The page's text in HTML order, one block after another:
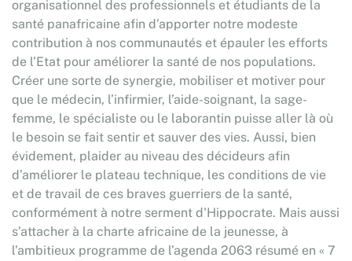
organisationnel des professionnels et étudiants de la
santé panafricaine afin d’apporter notre modeste
contribution à nos communautés et épauler les efforts
de l’Etat pour améliorer la santé de nos populations.
Créer une sorte de synergie, mobiliser et motiver pour
que le médecin, l’infirmier, l’aide-soignant, la sage-
femme, le spécialiste ou le laborantin puisse aller là où
le besoin se fait sentir et sauver des vies. Aussi, bien
évidement, plaider au niveau des décideurs afin
d’améliorer le plateau technique, les conditions de vie
et de travail de ces braves guerriers de la santé,
conformément à notre serment d'Hippocrate. Mais aussi
s’attacher à la charte africaine de la jeunesse, à
l’ambitieux programme de l’agenda 2063 résumé en « 7